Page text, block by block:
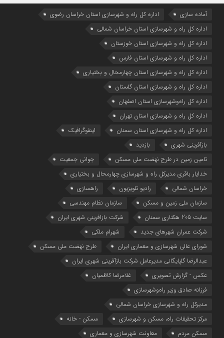
آماده سازی
اداره كل راه و شهرسازي استان خراسان رضوي
اداره كل راه و شهرسازي استان خراسان شمالي
اداره كل راه و شهرسازي استان خوزستان
اداره كل راه و شهرسازي استان فارس
اداره كل راه و شهرسازي استان چهارمحال و بختياري
اداره كل راه و شهرسازي استان گلستان
اداره كل راه‌و‌شهرسازي استان اصفهان
اداره کل راه و شهرسازی استان تهران
اداره کل راه و شهرسازی استان سمنان
اینفوگرافیک
بازآفرینی شهری
بازدید
تامین زمین در طرح نهضت ملی مسکن
جوانی جمعیت
خدایار باقری مدیرکل راه و شهرسازی چهارمحال و بختیاری
خراسان شمالی
رادیو تلویزیون
راهسازی
سازمان ملی زمین و مسکن
سازمان نظام مهندسی
سایت 205 هکتاری سمنان
شرکت بازافرینی شهری ایران
شرکت عمران شهرهای جدید
شهرام ملکی
شوراي عالي شهرسازی و معماري ايران
طرح نهضت ملی مسکن
عبدالرضا گلپایگانی مدیرعامل شرکت بازآفرینی شهری ایران
عکس - گزارش تصویری
غلامرضا کاظمیان
فرزانه صادق وزیر راه‌وشهرسازی
مدیرکل راه و شهرسازی خراسان شمالی
مرکز تحقیقات راه، مسکن و شهرسازی
مسکن - خانه
مسکن مردم
معاونت شهرسازي و معماري